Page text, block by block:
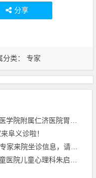
分享
分类：专家
院胃肠外科专家陈建军来院坐诊
阜义诊啦！
院坐诊信息，请查收！
理科朱启东医生来院坐诊通知